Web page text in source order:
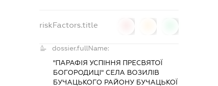
riskFactors.title
dossier.fullName:
"ПАРАФІЯ УСПІННЯ ПРЕСВЯТОЇ
БОГОРОДИЦІ" СЕЛА ВОЗИЛІВ
БУЧАЦЬКОГО РАЙОНУ БУЧАЦЬКОЇ